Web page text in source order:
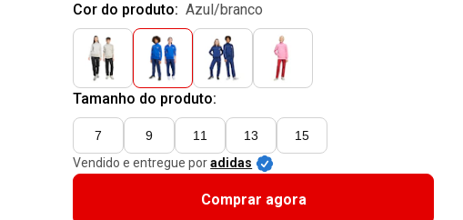
Cor do produto:
azul/branco
Tamanho do produto:
7 9 11 13
15
Vendido e entregue poradidas
Comprar agora